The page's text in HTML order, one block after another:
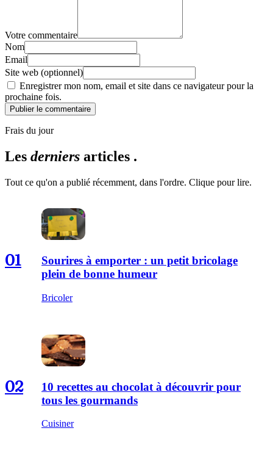
Votre commentaire
Nom
Email
Site web (optionnel)
Enregistrer mon nom, email et site dans ce navigateur pour la
prochaine fois.
Publier le commentaire
Frais du jour
Les derniers articles .
Tout ce qu'on a publié récemment, dans l'ordre. Clique pour lire.
01
Sourires à emporter : un petit bricolage
plein de bonne humeur
Bricoler
02
10 recettes au chocolat à découvrir pour
tous les gourmands
Cuisiner